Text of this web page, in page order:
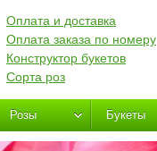
Оплата и доставка
Оплата заказа по номеру
Конструктор букетов
Сорта роз
Розы Букеты